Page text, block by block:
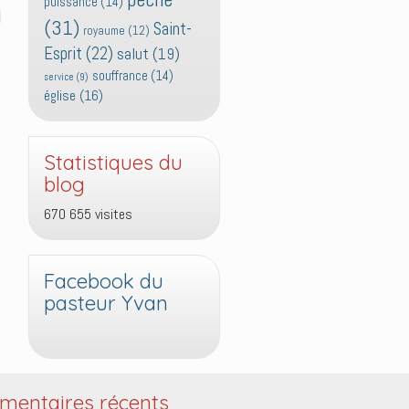
(31) royaume (12) Saint-
Esprit (22) salut (19)
service (9) souffrance (14)
église (16)
Statistiques du
blog
670 655 visites
Facebook du
pasteur Yvan
récents